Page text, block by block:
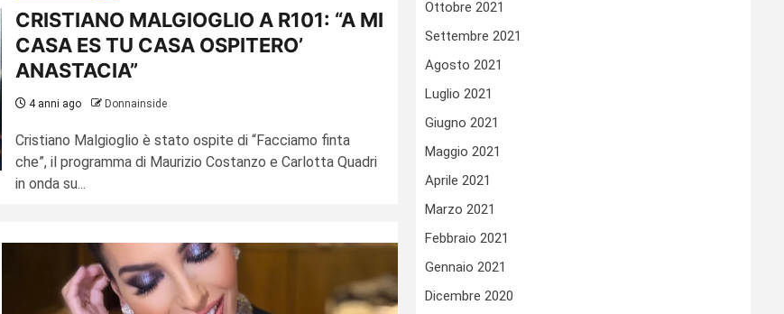
CRISTIANO MALGIOGLIO A R101: “A MI
CASA ES TU CASA OSPITERO’
ANASTACIA”
4 anni ago Donnainside
Cristiano Malgioglio è stato ospite di “Facciamo finta
che”, il programma di Maurizio Costanzo e Carlotta Quadri
in onda su...
Ottobre 2021
Settembre 2021
Agosto 2021
Luglio 2021
Giugno 2021
Maggio 2021
Aprile 2021
Marzo 2021
Febbraio 2021
Gennaio 2021
Dicembre 2020